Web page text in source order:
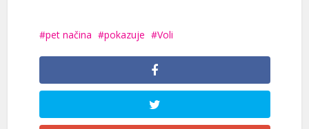
pet načina pokazuje Voli